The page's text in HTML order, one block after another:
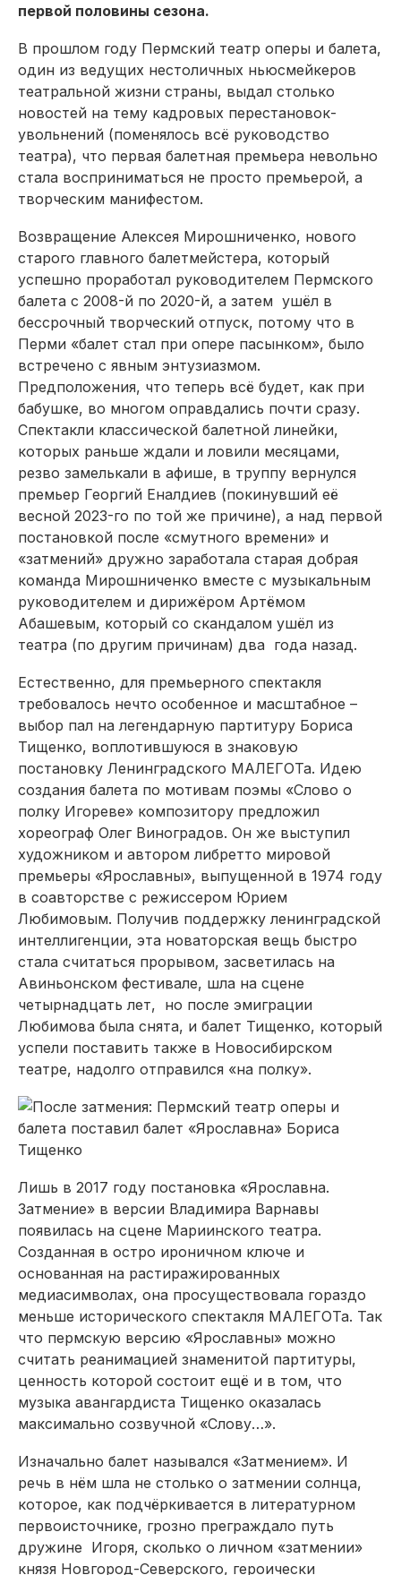
первой половины сезона.
В прошлом году Пермский театр оперы и балета,
один из ведущих нестоличных ньюсмейкеров
театральной жизни страны, выдал столько
новостей на тему кадровых перестановок-
увольнений (поменялось всё руководство
театра), что первая балетная премьера невольно
стала восприниматься не просто премьерой, а
творческим манифестом.
Возвращение Алексея Мирошниченко, нового
старого главного балетмейстера, который
успешно проработал руководителем Пермского
балета с 2008-й по 2020-й, а затем ушёл в
бессрочный творческий отпуск, потому что в
Перми «балет стал при опере пасынком», было
встречено с явным энтузиазмом.
Предположения, что теперь всё будет, как при
бабушке, во многом оправдались почти сразу.
Спектакли классической балетной линейки,
которых раньше ждали и ловили месяцами,
резво замелькали в афише, в труппу вернулся
премьер Георгий Еналдиев (покинувший её
весной 2023-го по той же причине), а над первой
постановкой после «смутного времени» и
«затмений» дружно заработала старая добрая
команда Мирошниченко вместе с музыкальным
руководителем и дирижёром Артёмом
Абашевым, который со скандалом ушёл из
театра (по другим причинам) два года назад.
Естественно, для премьерного спектакля
требовалось нечто особенное и масштабное –
выбор пал на легендарную партитуру Бориса
Тищенко, воплотившуюся в знаковую
постановку Ленинградского МАЛЕГОТа. Идею
создания балета по мотивам поэмы «Слово о
полку Игореве» композитору предложил
хореограф Олег Виноградов. Он же выступил
художником и автором либретто мировой
премьеры «Ярославны», выпущенной в 1974 году
в соавторстве с режиссером Юрием
Любимовым. Получив поддержку ленинградской
интеллигенции, эта новаторская вещь быстро
стала считаться прорывом, засветилась на
Авиньонском фестивале, шла на сцене
четырнадцать лет, но после эмиграции
Любимова была снята, и балет Тищенко, который
успели поставить также в Новосибирском
театре, надолго отправился «на полку».
Лишь в 2017 году постановка «Ярославна.
Затмение» в версии Владимира Варнавы
появилась на сцене Мариинского театра.
Созданная в остро ироничном ключе и
основанная на растиражированных
медиасимволах, она просуществовала гораздо
меньше исторического спектакля МАЛЕГОТа. Так
что пермскую версию «Ярославны» можно
считать реанимацией знаменитой партитуры,
ценность которой состоит ещё и в том, что
музыка авангардиста Тищенко оказалась
максимально созвучной «Слову…».
Изначально балет назывался «Затмением». И
речь в нём шла не столько о затмении солнца,
которое, как подчёркивается в литературном
первоисточнике, грозно преграждало путь
дружине Игоря, сколько о личном «затмении»
князя Новгород-Северского, героически